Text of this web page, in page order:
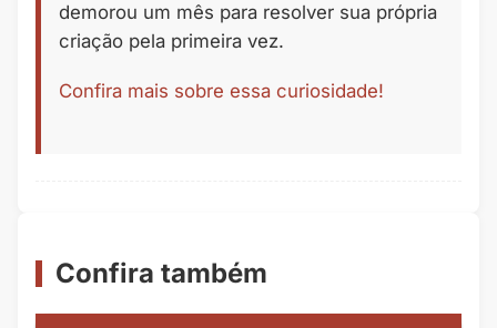
demorou um mês para resolver sua própria
criação pela primeira vez.
Confira mais sobre essa curiosidade!
Confira também